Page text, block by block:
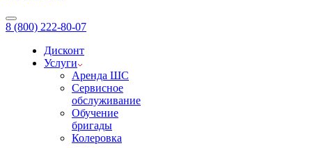
8 (800) 222-80-07
Дисконт
Услуги
Аренда ШС
Сервисное
обслуживание
Обучение
бригады
Колеровка